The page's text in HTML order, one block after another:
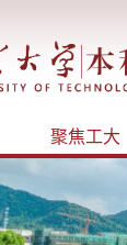
聚焦工大